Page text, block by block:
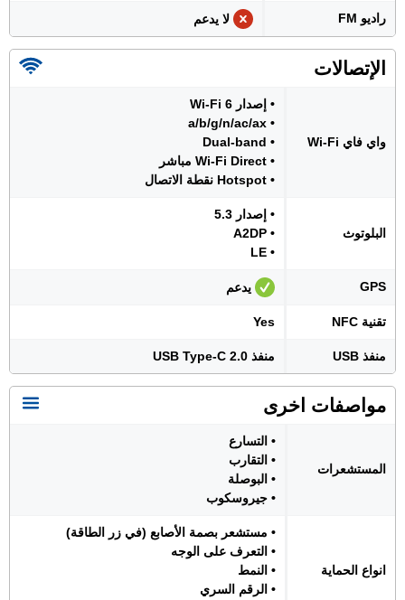
راديو FM لا يدعم
الإتصالات
واي فاي Wi-Fi
• إصدار Wi-Fi 6
• a/b/g/n/ac/ax
• Dual-band
• Wi-Fi Direct مباشر
• Hotspot نقطة الاتصال
البلوتوث
• إصدار 5.3
• A2DP
• LE
GPS يدعم
تقنية NFC Yes
منفذ USB منفذ USB Type-C 2.0
مواصفات اخرى
المستشعرات
• التسارع
• التقارب
• البوصلة
• جيروسكوب
انواع الحماية
• مستشعر بصمة الأصابع (في زر الطاقة)
• التعرف على الوجه
• النمط
• الرقم السري